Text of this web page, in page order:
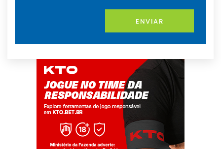
ENVIAR